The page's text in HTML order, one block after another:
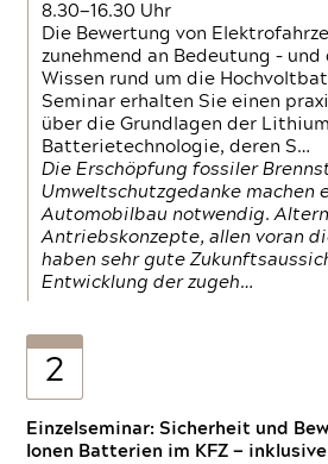
8.30—16.30 Uhr
Die Bewertung von
zunehmend an Bedeutung –
Wissen rund um die
Seminar erhalten Sie einen
über die Grundlagen der
Batterietechnologie, deren S…
Die Erschöpfung fossiler
Umweltschutzgedanke machen
Automobilbau notwendig.
Antriebskonzepte, allen voran
haben sehr gute
Entwicklung der zugeh…
2
Einzelseminar: Sicherheit und
Ionen Batterien im KFZ —